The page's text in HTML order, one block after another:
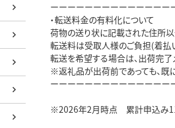
ーーーーーーーーーーーーーー
・転送料金の有料化について
荷物の送り状に記載された住所
転送料は受取人様のご負担(着払
転送を希望する場合は、出荷完了
※返礼品が出荷前であっても、既
ーーーーーーーーーーーーーー
※2026年2月時点　累計申込み